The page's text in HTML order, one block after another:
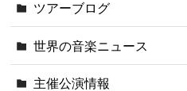
ツアーブログ
世界の音楽ニュース
主催公演情報